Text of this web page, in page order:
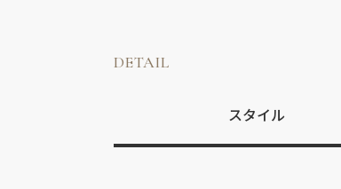
DETAIL
スタイル